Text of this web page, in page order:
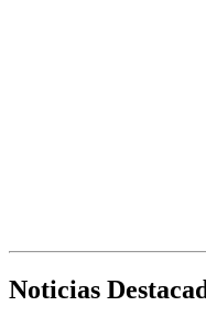
Noticias